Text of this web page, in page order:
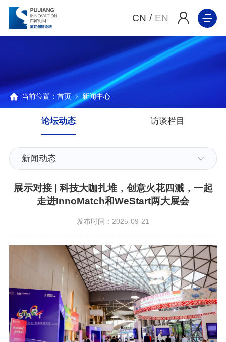
CN / EN
当前位置： 首页 新闻中心
论坛动态 访谈栏目
新闻动态
展示对接 | 科技大咖扎堆，创意火花四溅，一起
走进InnoMatch和WeStart两大展会
发布时间：2025-09-21